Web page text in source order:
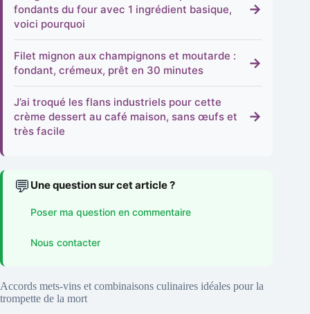
fondants du four avec 1 ingrédient basique,
voici pourquoi
→
Filet mignon aux champignons et moutarde :
fondant, crémeux, prêt en 30 minutes
→
J’ai troqué les flans industriels pour cette
crème dessert au café maison, sans œufs et
très facile
→
💬 Une question sur cet article ?
Poser ma question en commentaire
Nous contacter
Accords mets-vins et combinaisons culinaires idéales pour la
trompette de la mort